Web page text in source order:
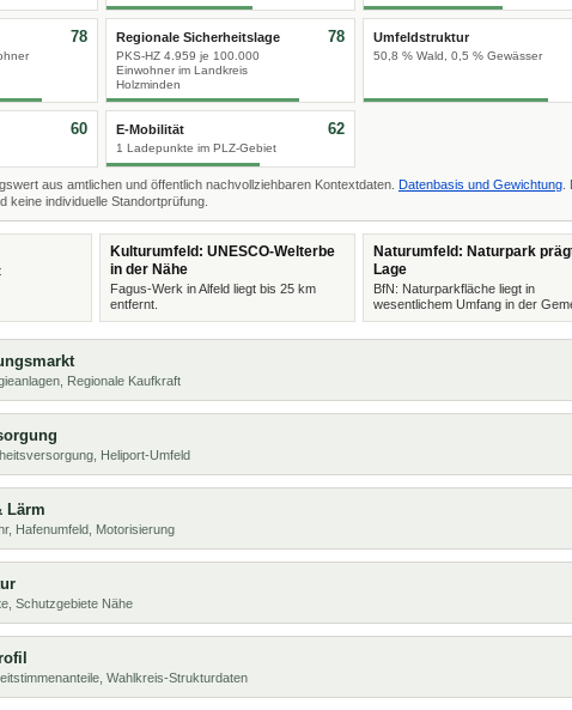
78 Regionale Sicherheitslage
PKS-HZ 4.959 je 100.000
Einwohner im Landkreis
Holzminden
78 Umfeldstruktur
50,8 % Wald, 0,5 % Gewässer
60 E-Mobilität
1 Ladepunkte im PLZ-Gebiet
62
aus amtlichen und öffentlich nachvollziehbaren Kontextdaten. Datenbasis und Gewichtung
keine individuelle Standortprüfung.
Kulturumfeld: UNESCO-Welterbe
in der Nähe
Fagus-Werk in Alfeld liegt bis 25 km
entfernt.
Naturumfeld: Naturpark
Lage
BfN: Naturparkfläche liegt in
wesentlichem Umfang in der
Regionale Kaufkraft
Heliport-Umfeld
Lärm
Hafenumfeld, Motorisierung
Schutzgebiete Nähe
Wahlkreis-Strukturdaten